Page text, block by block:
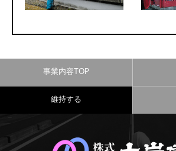
事業内容TOP
維持する